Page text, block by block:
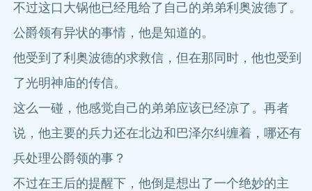
不过这口大锅他已经甩给了自己的弟弟利奥波德了。
公爵领有异状的事情，他是知道的。
他受到了利奥波德的求救信，但在那同时，他也受到
了光明神庙的传信。
这么一碰，他感觉自己的弟弟应该已经凉了。再者
说，他主要的兵力还在北边和巴泽尔纠缠着，哪还有
兵处理公爵领的事？
不过在王后的提醒下，他倒是想出了一个绝妙的主